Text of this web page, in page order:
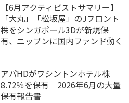
【6月アクティビストサマリー】
「大丸」「松坂屋」のJフロント
株をシンガポール3Dが新規保
有、ニップンに国内ファンド動く
アパHDがワシントンホテル株
8.72％を保有 2026年6月の大量
保有報告書